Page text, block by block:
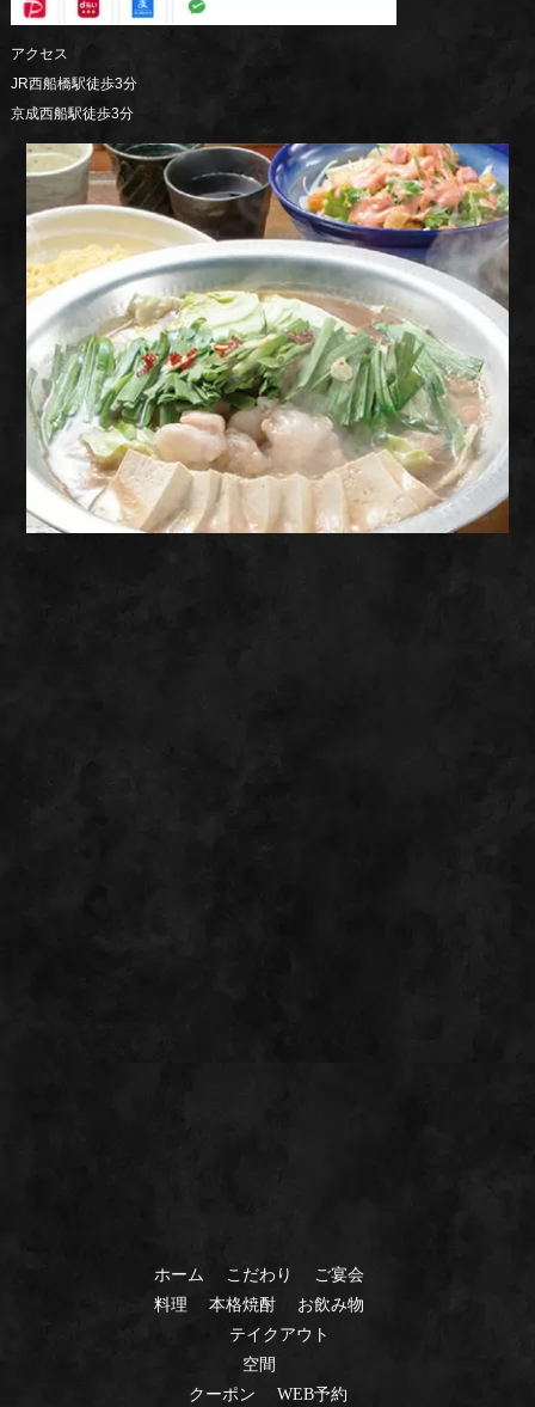
アクセス
JR西船橋駅徒歩3分
京成西船駅徒歩3分
ホーム こだわり
ご宴会
料理
本格焼酎
お飲み物
テイクアウト
空間
クーポン
WEB予約